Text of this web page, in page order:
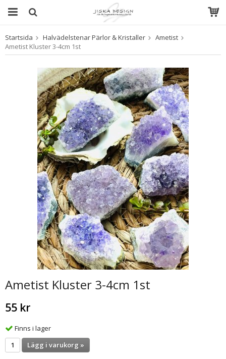
Produkten har blivit tillagd i varukorgen
Startsida Halvädelstenar Pärlor & Kristaller
Ametist
Ametist Kluster 3-4cm 1st
Ametist Kluster 3-4cm 1st
55 kr
Finns i lager
Lägg i varukorg »